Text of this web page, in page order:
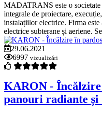
MADATRANS este o societate
integrale de proiectare,
instalațiilor electrice. Firma
electrice subterane și aeriene.
29.06.2021
6997 vizualizări
KARON - Încălzire
panouri radiante și